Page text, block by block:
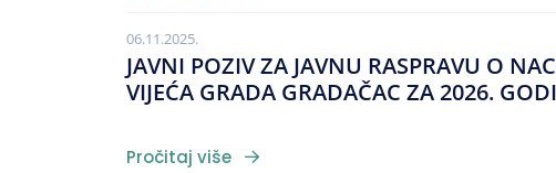
06.11.2025.
JAVNI POZIV ZA JAVNU RASPRAVU O
VIJEĆA GRADA GRADAČAC ZA 2026.
Pročitaj više